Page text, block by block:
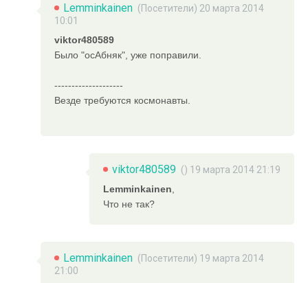
Lemminkainen (Посетители) 20 марта 2014
10:01
viktor480589
Было "осАбняк", уже поправили.
--------------------
Везде требуются космонавты.
viktor480589 () 19 марта 2014 21:19
Lemminkainen
Что не так?
Lemminkainen (Посетители) 19 марта 2014
21:00